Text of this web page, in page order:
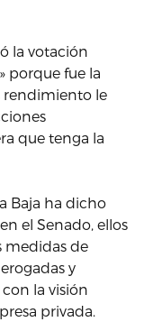
la votación
porque fue la
rendimiento le
que tenga la
Baja ha dicho
el Senado, ellos
medidas de
y
la visión
privada.